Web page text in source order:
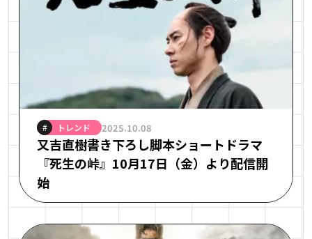
# トレンド 2025.10.08
又吉直樹書き下ろし脚本ショートドラマ
『死⽣の峠』10月17日（金）より配信開
始